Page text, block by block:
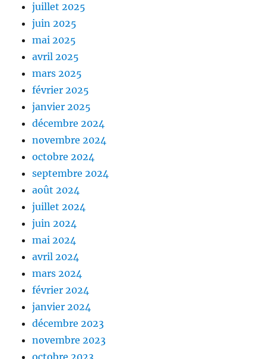
juillet 2025
juin 2025
mai 2025
avril 2025
mars 2025
février 2025
janvier 2025
décembre 2024
novembre 2024
octobre 2024
septembre 2024
août 2024
juillet 2024
juin 2024
mai 2024
avril 2024
mars 2024
février 2024
janvier 2024
décembre 2023
novembre 2023